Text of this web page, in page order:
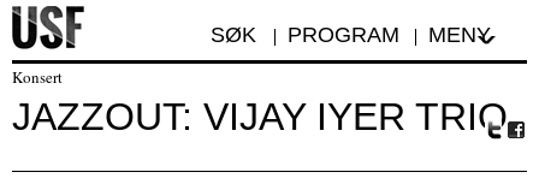
SØK PROGRAM MENY
Konsert
JAZZOUT: VIJAY IYER TRIO